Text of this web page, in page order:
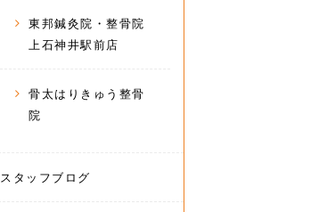
東邦鍼灸院・整骨院
上石神井駅前店
骨太はりきゅう整骨
院
スタッフブログ